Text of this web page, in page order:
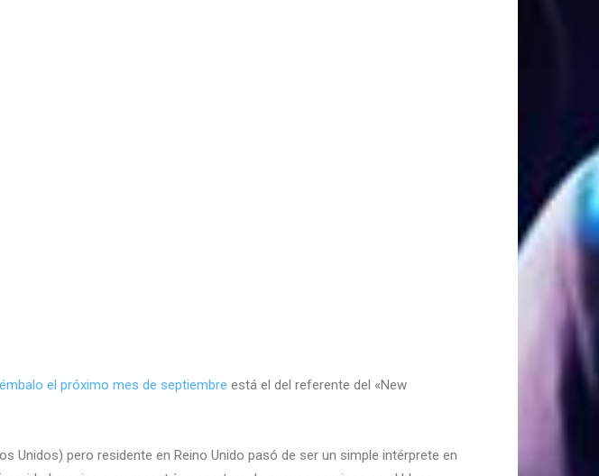
el próximo mes de septiembre está el del referente del «New
Unidos) pero residente en Reino Unido pasó de ser un simple intérprete en